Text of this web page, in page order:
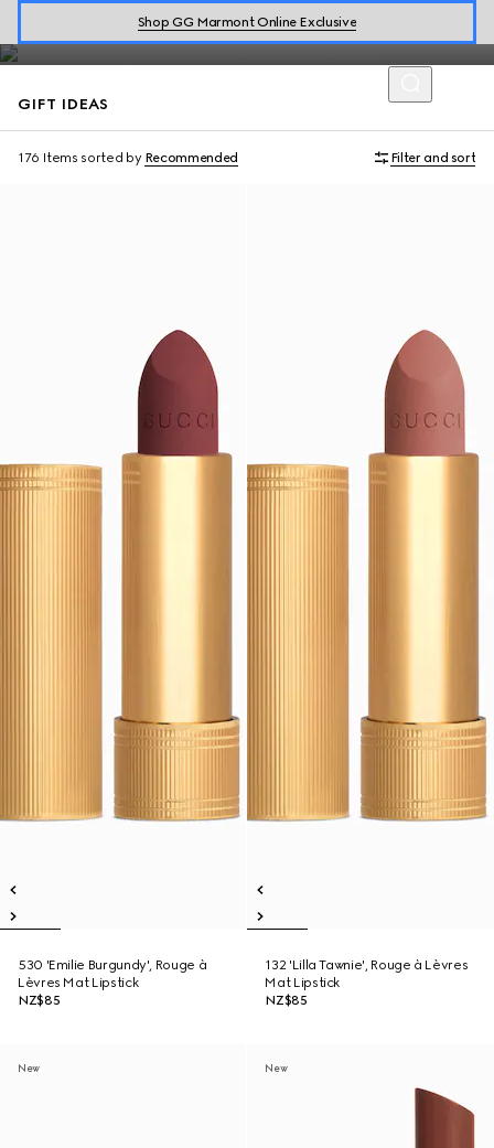
Shop GG Marmont Online Exclusive
makeup collections.
GIFT IDEAS
176 Items sorted by Recommended Filter and sort
530 'Emilie Burgundy', Rouge à
Lèvres Mat Lipstick
NZ$85
132 'Lilla Tawnie', Rouge à Lèvres
Mat Lipstick
NZ$85
New New